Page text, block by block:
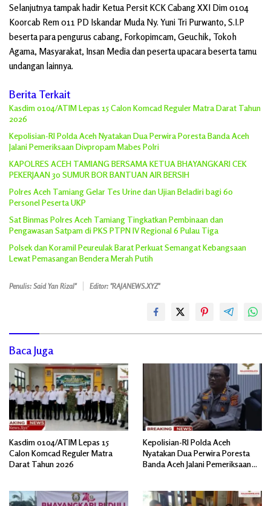
Selanjutnya tampak hadir Ketua Persit KCK Cabang XXI Dim 0104
Koorcab Rem 011 PD Iskandar Muda Ny. Yuni Tri Purwanto, S.I.P
beserta para pengurus cabang, Forkopimcam, Geuchik, Tokoh
Agama, Masyarakat, Insan Media dan peserta upacara beserta tamu
undangan lainnya.
Berita Terkait
Kasdim 0104/ATIM Lepas 15 Calon Komcad Reguler Matra Darat Tahun
2026
Kepolisian-RI Polda Aceh Nyatakan Dua Perwira Poresta Banda Aceh
Jalani Pemeriksaan Divpropam Mabes Polri
KAPOLRES ACEH TAMIANG BERSAMA KETUA BHAYANGKARI CEK
PEKERJAAN 30 SUMUR BOR BANTUAN AIR BERSIH
Polres Aceh Tamiang Gelar Tes Urine dan Ujian Beladiri bagi 60
Personel Peserta UKP
Sat Binmas Polres Aceh Tamiang Tingkatkan Pembinaan dan
Pengawasan Satpam di PKS PTPN IV Regional 6 Pulau Tiga
Polsek dan Koramil Peureulak Barat Perkuat Semangat Kebangsaan
Lewat Pemasangan Bendera Merah Putih
Penulis: Said Yan Rizal" Editor: "RAJANEWS.XYZ"
Baca Juga
Kasdim 0104/ATIM Lepas 15
Calon Komcad Reguler Matra
Darat Tahun 2026
Kepolisian-RI Polda Aceh
Nyatakan Dua Perwira Poresta
Banda Aceh Jalani Pemeriksaan